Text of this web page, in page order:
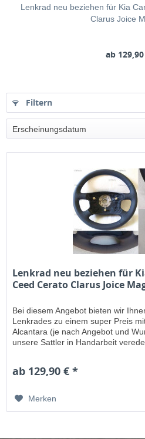
Lenkrad neu beziehen für Kia
Clarus Joice
ab
Filtern
Lenkrad neu beziehen für
Ceed Cerato Clarus Joice
Bei diesem Angebot bieten wir
Lenkrades zu einem super Preis
Alcantara (je nach Angebot und
unsere Sattler in Handarbeit
ab 129,90 € *
Merken